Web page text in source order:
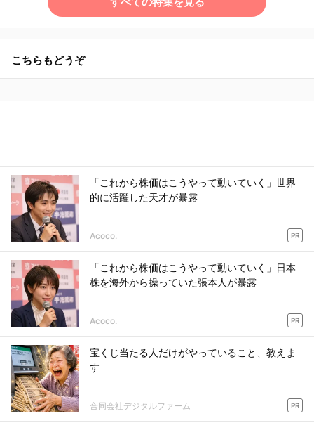
こちらもどうぞ
「これから株価はこうやって動いていく」世界
的に活躍した天才が暴露
Acoco. PR
「これから株価はこうやって動いていく」日本
株を海外から操っていた張本人が暴露
Acoco. PR
宝くじ当たる人だけがやっていること、教えま
す
合同会社デジタルファーム PR